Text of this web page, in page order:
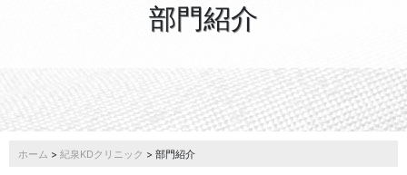
部門紹介
ホーム > 紀泉KDクリニック > 部門紹介